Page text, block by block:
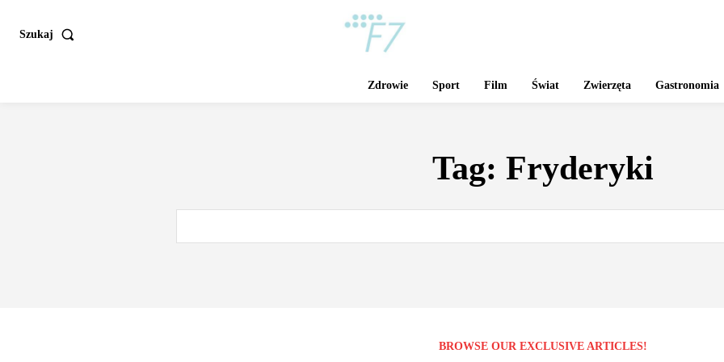
Szukaj
Zdrowie Sport Film Świat Zwierzęta Gastronomia
Tag: Fryderyki
BROWSE OUR EXCLUSIVE ARTICLES!